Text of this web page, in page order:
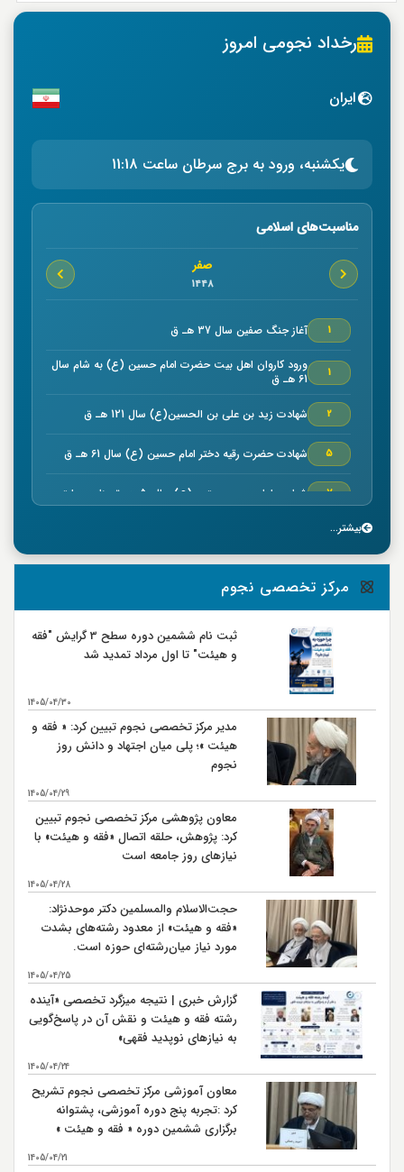
رخداد نجومی امروز
ایران
یکشنبه، ورود به برج سرطان ساعت 11:18
مناسبت‌های اسلامی
صفر
1448
1 آغاز جنگ صفين سال 37 هـ ق
1
ورود كاروان اهل بيت حضرت امام حسين (ع) به شام سال
61 هـ ق
2 شهادت زيد بن علي بن الحسين(ع) سال 121 هـ ق
5 شهادت حضرت رقیه دختر امام حسین (ع) سال 61 هـ ق
7 شهادت امام حسن مجتبي (ع) سال50 هـ ق بنا به روایتی
7
9 جنگ نهروان سال 38 هـ ق
14
شهادت محمد بن ابي بكر كارگزار حضرت امام علي (ع) در
مصر سال 38 هـ ق
17
شهادت حضرت امام علي بن موسی الرضا (ع) سال 203 هـ
ق بنا به روايتي
20
اربعين حسيني و ورود كاروان اهل بيت امام حسين (ع) به
28 رحلت حضرت رسول اكرم (ص)سال 11 هـ ق
28
روایتی
30
شهادت حضرت امام علي بن موسي الرضا (ع) سال 203 هـ
ق بنابر روایتی
بیشتر...
مرکز تخصصی نجوم
ثبت نام ششمین دوره سطح 3 گرایش "فقه
و هیئت" تا اول مرداد تمدید شد
1405/04/30
مدیر مرکز تخصصی نجوم تبیین کرد: « فقه و
هیئت »؛ پلی میان اجتهاد و دانش روز
نجوم
1405/04/29
معاون پژوهشی مرکز تخصصی نجوم تبیین
کرد: پژوهش، حلقه اتصال «فقه و هیئت» با
نیازهای روز جامعه است
1405/04/28
حجت‌الاسلام والمسلمین دکتر موحدنژاد:
«فقه و هیئت» از معدود رشته‌های بشدت
مورد نیاز میان‌رشته‌ای حوزه است.
1405/04/25
گزارش خبری | نتیجه میزگرد تخصصی «آینده
رشته فقه و هیئت و نقش آن در پاسخ‌گویی
به نیازهای نوپدید فقهی»
1405/04/24
معاون آموزشی مرکز تخصصی نجوم تشریح
کرد :تجربه پنج دوره آموزشی، پشتوانه
برگزاری ششمین دوره « فقه و هیئت »
1405/04/21